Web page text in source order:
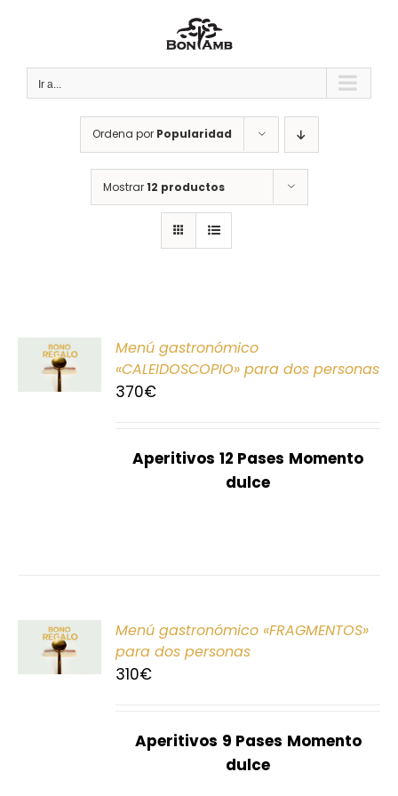
Ir a...
Ordena por Popularidad
Mostrar12 productos
Menú gastronómico
«CALEIDOSCOPIO» para dos personas
370€
Aperitivos 12 Pases Momento
dulce
Menú gastronómico «FRAGMENTOS»
para dos personas
310€
Aperitivos 9 Pases Momento
dulce